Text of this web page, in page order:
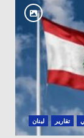
تقارير لبنان